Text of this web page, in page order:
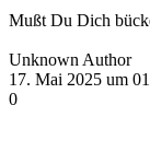
Mußt Du Dich
Unknown Author
17. Mai 2025 um
0